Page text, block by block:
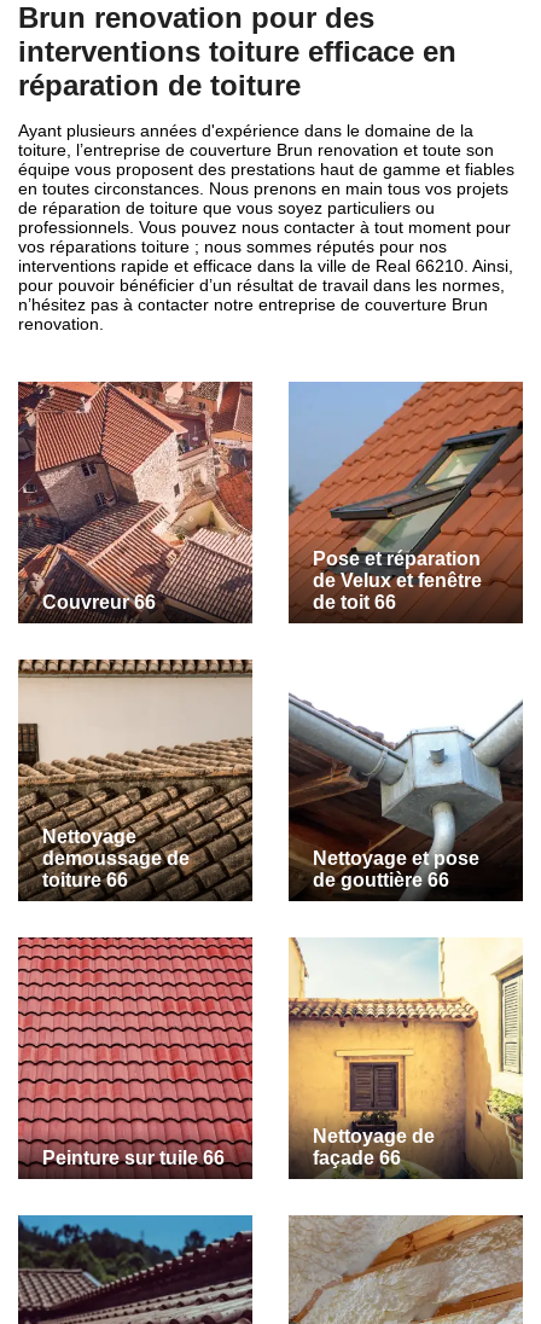
Brun renovation pour des
interventions toiture efficace en
réparation de toiture
Ayant plusieurs années d'expérience dans le domaine de la
toiture, l’entreprise de couverture Brun renovation et toute son
équipe vous proposent des prestations haut de gamme et fiables
en toutes circonstances. Nous prenons en main tous vos projets
de réparation de toiture que vous soyez particuliers ou
professionnels. Vous pouvez nous contacter à tout moment pour
vos réparations toiture ; nous sommes réputés pour nos
interventions rapide et efficace dans la ville de Real 66210. Ainsi,
pour pouvoir bénéficier d’un résultat de travail dans les normes,
n’hésitez pas à contacter notre entreprise de couverture Brun
renovation.
Couvreur 66
Pose et réparation
de Velux et fenêtre
de toit 66
Nettoyage
demoussage de
toiture 66
Nettoyage et pose
de gouttière 66
Peinture sur tuile 66
Nettoyage de
façade 66